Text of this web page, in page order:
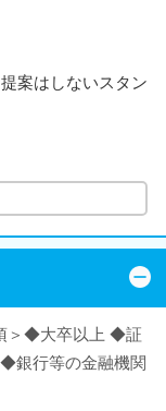
案はしないスタン
＞◆大卒以上 ◆証
銀行等の金融機関